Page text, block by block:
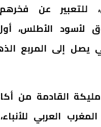
للتعبير عن فخرهم
لأسود الأطلس،
يصل إلى المربع
القادمة من
العربي